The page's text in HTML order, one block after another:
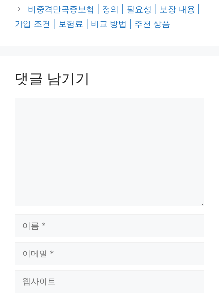
비중격만곡증보험 | 정의 | 필요성 | 보장 내용 |
가입 조건 | 보험료 | 비교 방법 | 추천 상품
댓글 남기기